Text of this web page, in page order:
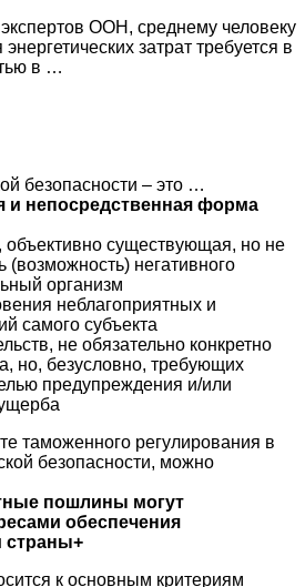
ООН, среднему человеку
затрат требуется в
в …
безопасности – это …
и непосредственная форма
объективно существующая, но не
(возможность) негативного
организм
неблагоприятных и
самого субъекта
не обязательно конкретно
но, безусловно, требующих
предупреждения и/или
таможенного регулирования в
безопасности, можно
пошлины могут
обеспечения
страны+
к основным критериям